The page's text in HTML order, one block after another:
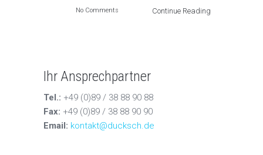
No Comments Continue Reading
Ihr Ansprechpartner
Tel.: +49 (0)89 / 38 88 90 88
Fax: +49 (0)89 / 38 88 90 90
Email: kontakt@ducksch.de